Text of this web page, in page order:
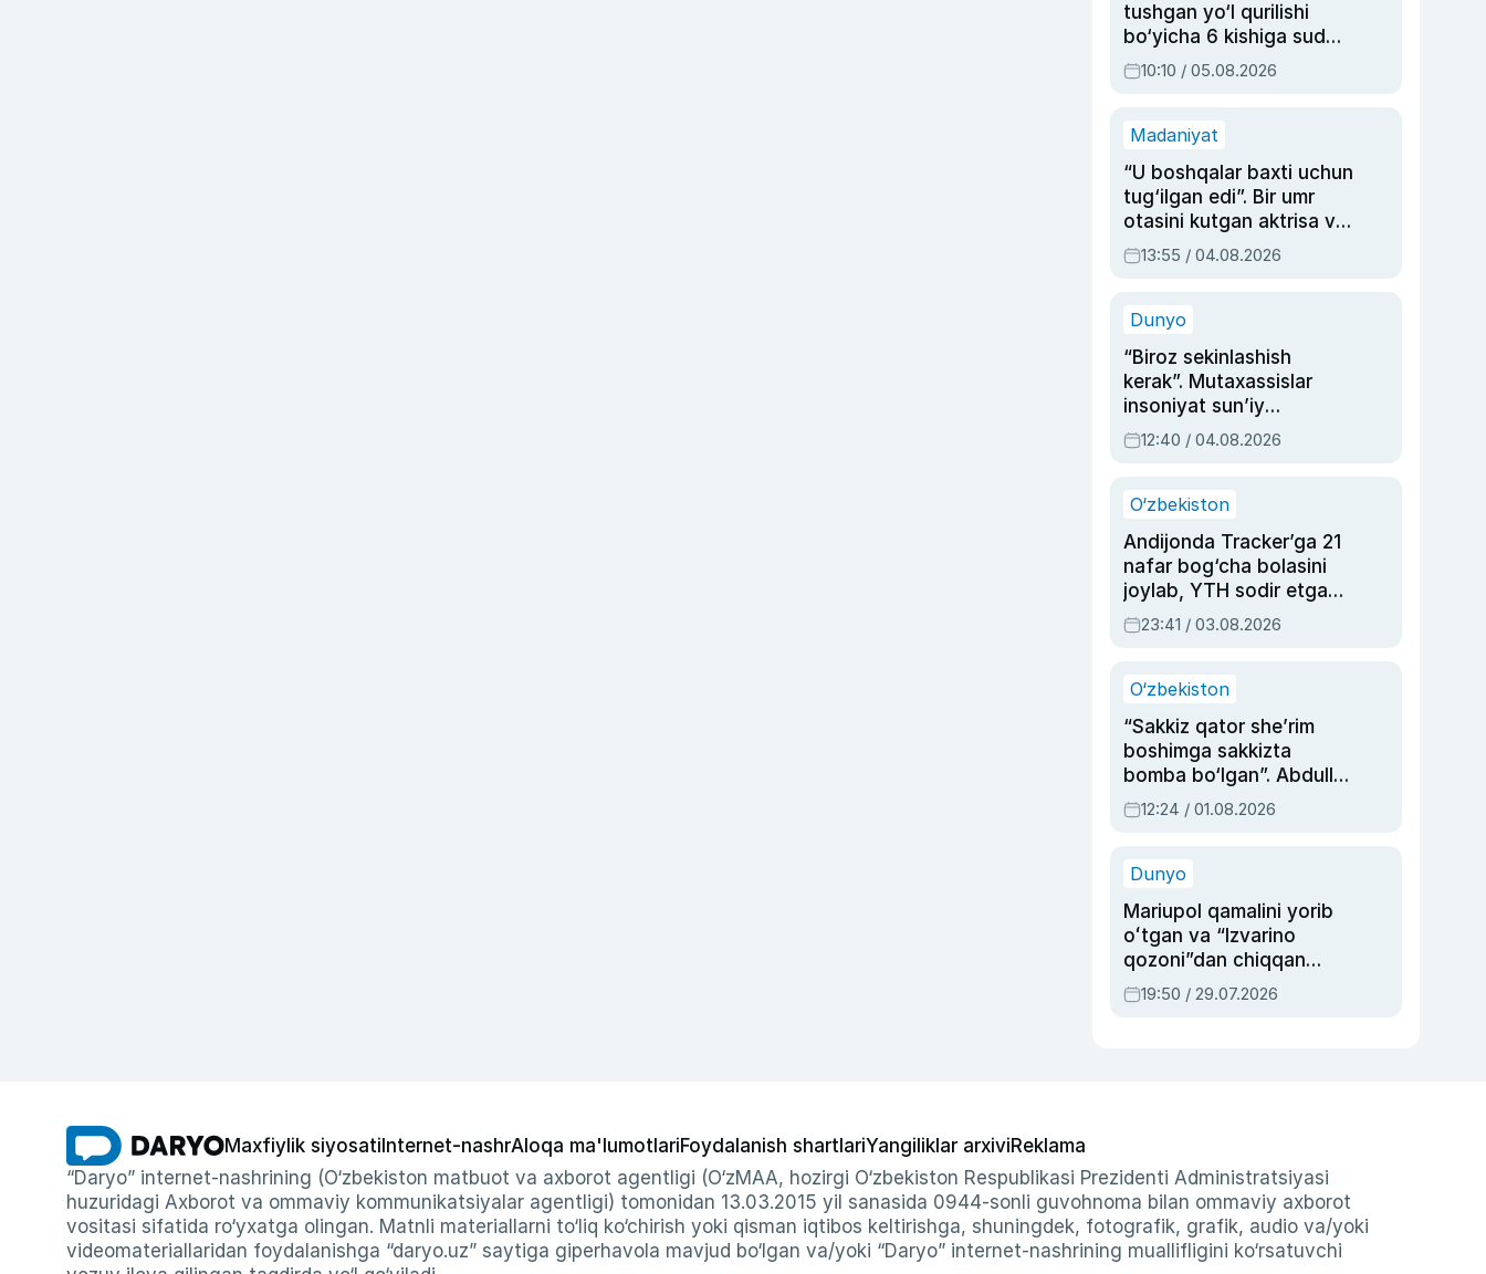
tushgan yo‘l qurilishi
bo‘yicha 6 kishiga sud
hukmi o‘qildi
10:10 / 05.08.2026
Madaniyat
“U boshqalar baxti uchun
tug‘ilgan edi”. Bir umr
otasini kutgan aktrisa va
dublyaj ustasi Rimma
Ahmedovaning
13:55 / 04.08.2026
Dunyo
“Biroz sekinlashish
kerak”. Mutaxassislar
insoniyat sun’iy
intellektni boshqara
olmay qolishidan xavotir
12:40 / 04.08.2026
O‘zbekiston
Andijonda Tracker’ga 21
nafar bog‘cha bolasini
joylab, YTH sodir etgan
ayolga sud hukmi o‘qildi
23:41 / 03.08.2026
O‘zbekiston
“Sakkiz qator she’rim
boshimga sakkizta
bomba bo‘lgan”. Abdulla
Oripovni siyosiy
ayblovlardan asrab
12:24 / 01.08.2026
Dunyo
Mariupol qamalini yorib
oʻtgan va “Izvarino
qozoni”dan chiqqan
qahramon — Ukraina
armiyasi bosh
19:50 / 29.07.2026
Maxfiylik siyosati Internet-nashrAloqa ma'lumotlariFoydalanish shartlariYangiliklar arxiviReklama
“Daryo” internet-nashrining (O‘zbekiston matbuot va axborot agentligi (O‘zMAA, hozirgi O‘zbekiston Respublikasi Prezidenti Administratsiyasi
huzuridagi Axborot va ommaviy kommunikatsiyalar agentligi) tomonidan 13.03.2015 yil sanasida 0944-sonli guvohnoma bilan ommaviy axborot
vositasi sifatida ro‘yxatga olingan. Matnli materiallarni to‘liq ko‘chirish yoki qisman iqtibos keltirishga, shuningdek, fotografik, grafik, audio va/yoki
videomateriallaridan foydalanishga “daryo.uz” saytiga giperhavola mavjud bo‘lgan va/yoki “Daryo” internet-nashrining muallifligini ko‘rsatuvchi